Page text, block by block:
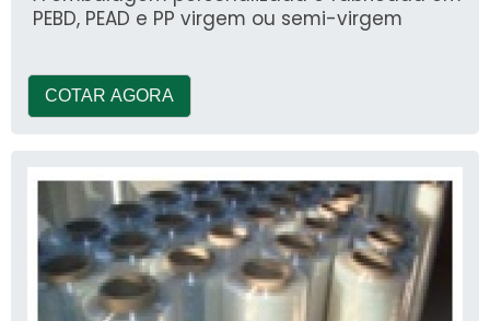
PEBD, PEAD e PP virgem ou semi-virgem
COTAR AGORA